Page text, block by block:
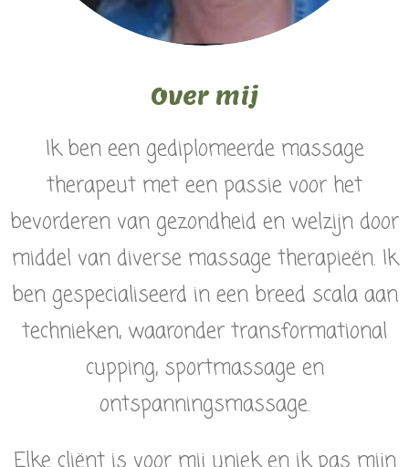
Over mij
Ik ben een gediplomeerde massage
therapeut met een passie voor het
bevorderen van gezondheid en welzijn door
middel van diverse massage therapieën. Ik
ben gespecialiseerd in een breed scala aan
technieken, waaronder transformational
cupping, sportmassage en
ontspanningsmassage.